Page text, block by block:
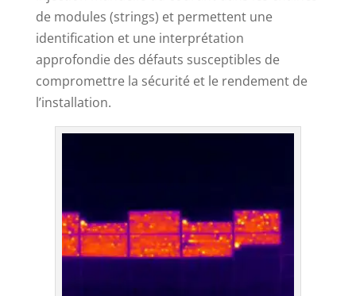
de modules (strings) et permettent une
identification et une interprétation
approfondie des défauts susceptibles de
compromettre la sécurité et le rendement de
l’installation.